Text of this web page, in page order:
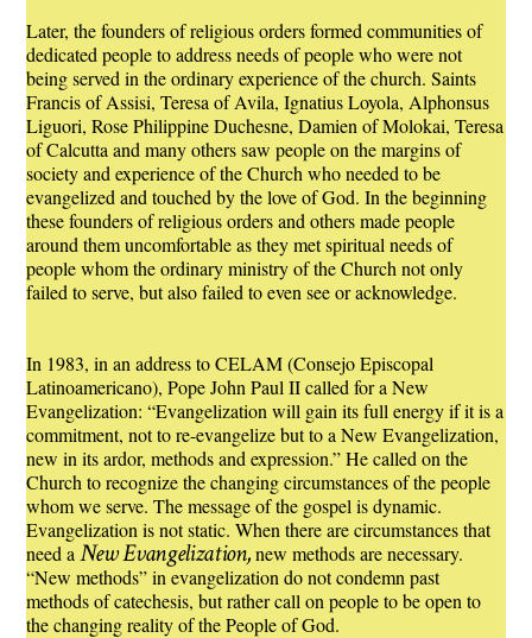
Later, the founders of religious orders formed communities of
dedicated people to address needs of people who were not
being served in the ordinary experience of the church. Saints
Francis of Assisi, Teresa of Avila, Ignatius Loyola, Alphonsus
Liguori, Rose Philippine Duchesne, Damien of Molokai, Teresa
of Calcutta and many others saw people on the margins of
society and experience of the Church who needed to be
evangelized and touched by the love of God. In the beginning
these founders of religious orders and others made people
around them uncomfortable as they met spiritual needs of
people whom the ordinary ministry of the Church not only
failed to serve, but also failed to even see or acknowledge.
In 1983, in an address to CELAM (Consejo Episcopal
Latinoamericano), Pope John Paul II called for a New
Evangelization: “Evangelization will gain its full energy if it is a
commitment, not to re-evangelize but to a New Evangelization,
new in its ardor, methods and expression.” He called on the
Church to recognize the changing circumstances of the people
whom we serve. The message of the gospel is dynamic.
Evangelization is not static. When there are circumstances that
need a New Evangelization,new methods are necessary.
“New methods” in evangelization do not condemn past
methods of catechesis, but rather call on people to be open to
the changing reality of the People of God.